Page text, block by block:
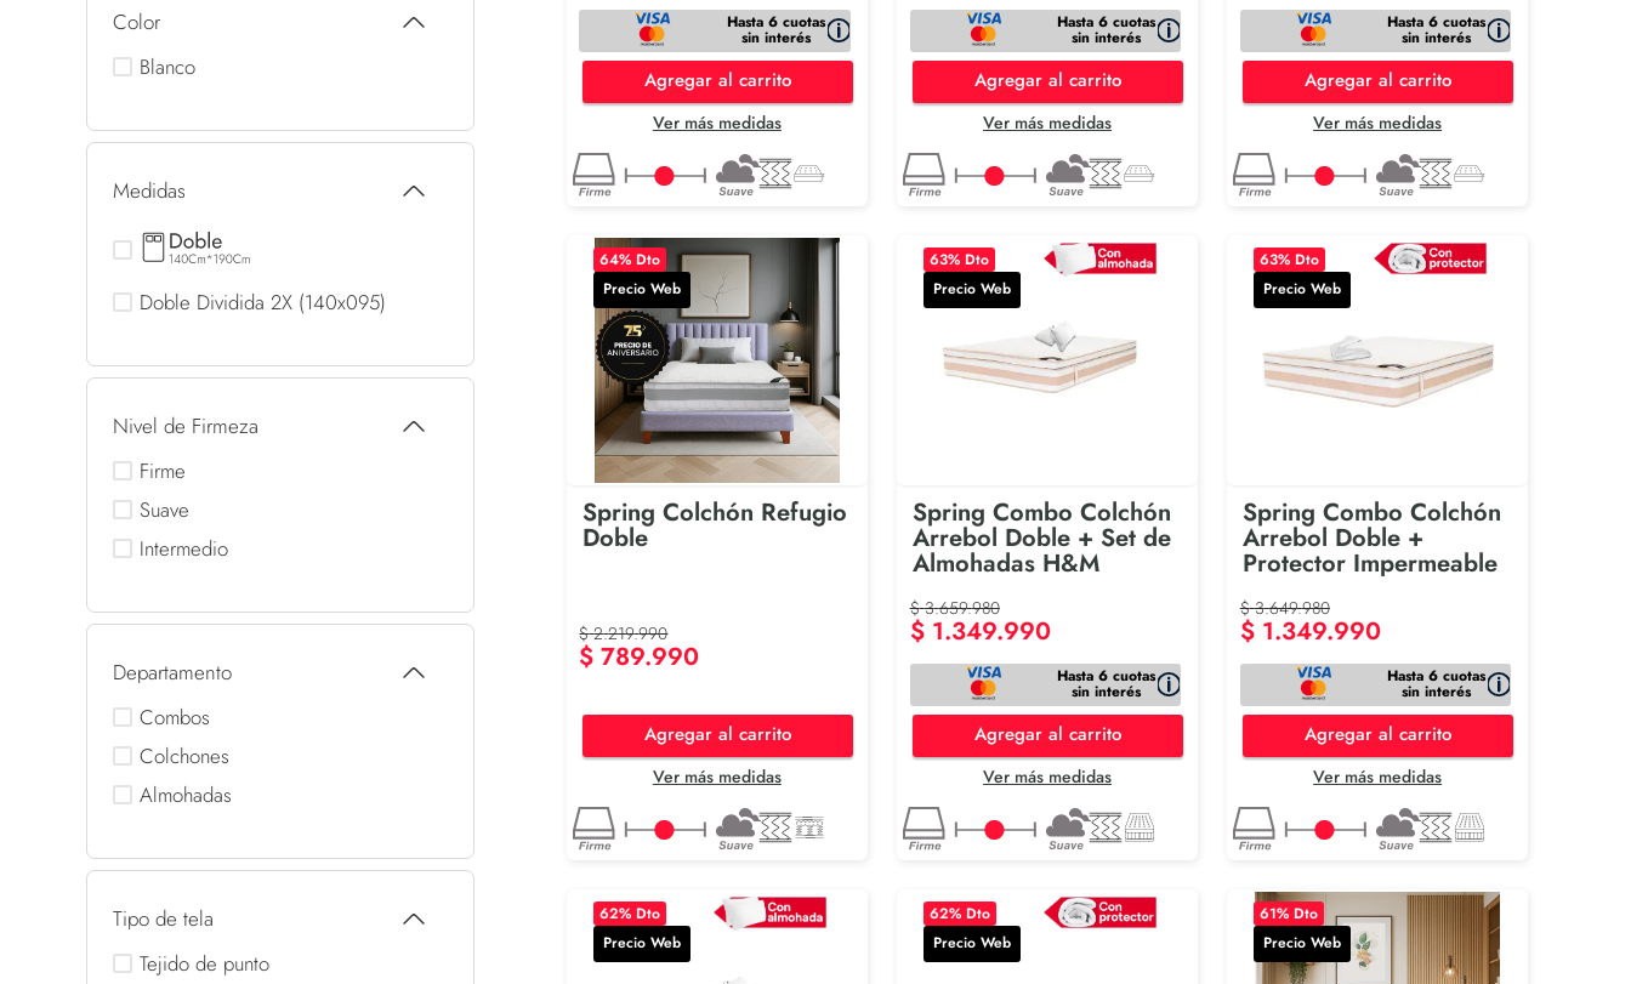
Color
Blanco
Medidas
Doble Dividida 2X (140x095)
Nivel de Firmeza
Firme
Suave
Intermedio
Departamento
Combos
Colchones
Almohadas
Tipo de tela
Tejido de punto
Hasta 6 cuotas
sin interés
Agregar al carrito
Ver más medidas
Hasta 6 cuotas
sin interés
Agregar al carrito
Ver más medidas
Hasta 6 cuotas
sin interés
Agregar al carrito
Ver más medidas
64% Dto
Precio Web
Spring Colchón Refugio
Doble
$ 2.219.990
$ 789.990
Agregar al carrito
Ver más medidas
63% Dto
Precio Web
Spring Combo Colchón
Arrebol Doble + Set de
Almohadas H&M
$ 3.659.980
$ 1.349.990
Hasta 6 cuotas
sin interés
Agregar al carrito
Ver más medidas
63% Dto
Precio Web
Spring Combo Colchón
Arrebol Doble +
Protector Impermeable
$ 3.649.980
$ 1.349.990
Hasta 6 cuotas
sin interés
Agregar al carrito
Ver más medidas
62% Dto
Precio Web
62% Dto
Precio Web
61% Dto
Precio Web